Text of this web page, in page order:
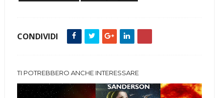
CONDIVIDI
TI POTREBBERO ANCHE INTERESSARE